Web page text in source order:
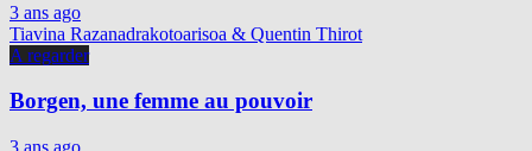
3 ans ago
Tiavina Razanadrakotoarisoa & Quentin Thirot
A regarder
Borgen, une femme au pouvoir